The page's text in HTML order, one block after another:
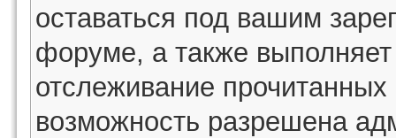
оставаться под вашим
форуме, а также
отслеживание
возможность разрешена